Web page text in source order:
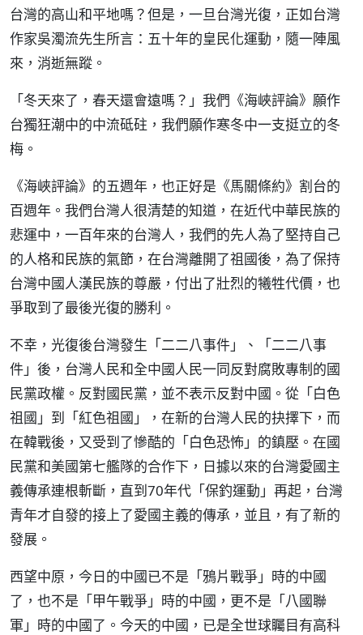
台灣的高山和平地嗎？但是，一旦台灣光復，正如台灣
作家吳濁流先生所言：五十年的皇民化運動，隨一陣風
來，消逝無蹤。
「冬天來了，春天還會遠嗎？」我們《海峽評論》願作
台獨狂潮中的中流砥砫，我們願作寒冬中一支挺立的冬
梅。
《海峽評論》的五週年，也正好是《馬關條約》割台的
百週年。我們台灣人很清楚的知道，在近代中華民族的
悲運中，一百年來的台灣人，我們的先人為了堅持自己
的人格和民族的氣節，在台灣離開了祖國後，為了保持
台灣中國人漢民族的尊嚴，付出了壯烈的犧牲代價，也
爭取到了最後光復的勝利。
不幸，光復後台灣發生「二二八事件」、「二二八事
件」後，台灣人民和全中國人民一同反對腐敗專制的國
民黨政權。反對國民黨，並不表示反對中國。從「白色
祖國」到「紅色祖國」，在新的台灣人民的抉擇下，而
在韓戰後，又受到了慘酷的「白色恐怖」的鎮壓。在國
民黨和美國第七艦隊的合作下，日據以來的台灣愛國主
義傳承連根斬斷，直到70年代「保釣運動」再起，台灣
青年才自發的接上了愛國主義的傳承，並且，有了新的
發展。
西望中原，今日的中國已不是「鴉片戰爭」時的中國
了，也不是「甲午戰爭」時的中國，更不是「八國聯
軍」時的中國了。今天的中國，已是全世球矚目有高科